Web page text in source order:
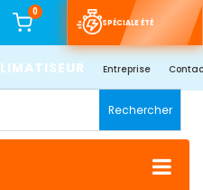
0
SPÉCIALE ÉTÉ
Entreprise
Rechercher